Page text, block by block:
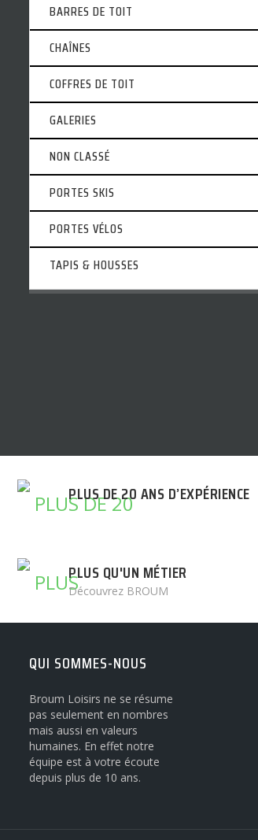
BARRES DE TOIT
CHAÎNES
COFFRES DE TOIT
GALERIES
NON CLASSÉ
PORTES SKIS
PORTES VÉLOS
TAPIS & HOUSSES
PLUS DE 20 ANS D’EXPÉRIENCE
PLUS QU'UN MÉTIER
Découvrez BROUM
QUI SOMMES-NOUS
Broum Loisirs ne se résume
pas seulement en nombres
mais aussi en valeurs
humaines. En effet notre
équipe est à votre écoute
depuis plus de 10 ans.